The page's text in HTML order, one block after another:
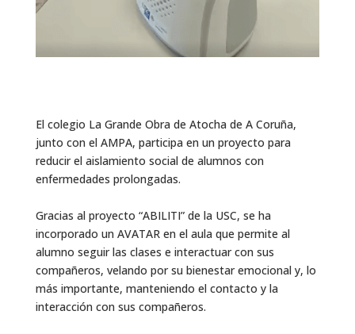
El colegio La Grande Obra de Atocha de A Coruña,
junto con el AMPA, participa en un proyecto para
reducir el aislamiento social de alumnos con
enfermedades prolongadas.
Gracias al proyecto “ABILITI” de la USC, se ha
incorporado un AVATAR en el aula que permite al
alumno seguir las clases e interactuar con sus
compañeros, velando por su bienestar emocional y, lo
más importante, manteniendo el contacto y la
interacción con sus compañeros.